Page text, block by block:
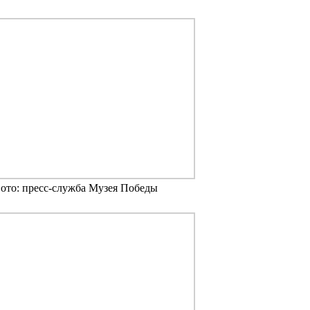
пресс-служба Музея Победы